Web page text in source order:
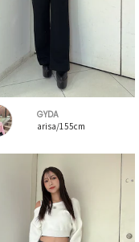
GYDA
arisa/155cm